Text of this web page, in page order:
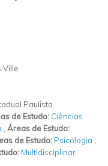
Ville
Paulista
de Estudo: Ciências
Áreas de Estudo:
de Estudo:Psicologia
Multidisciplinar